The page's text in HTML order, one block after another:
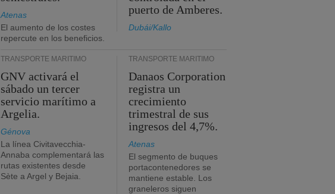
Atenas
El aumento de los costes
repercute en los beneficios.
puerto de Amberes.
Dubái/Kallo
TRANSPORTE MARÍTIMO
GNV activará el
sábado un tercer
servicio marítimo a
Argelia.
Génova
La línea Civitavecchia-
Annaba complementará las
rutas existentes desde
Sète a Argel y Bejaia.
TRANSPORTE MARÍTIMO
Danaos Corporation
registra un
crecimiento
trimestral de sus
ingresos del 4,7%.
Atenas
El segmento de buques
portacontenedores se
mantiene estable. Los
graneleros siguen